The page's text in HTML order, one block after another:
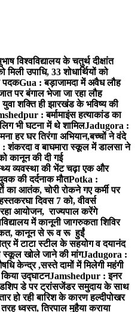
विश्वविद्यालय के चतुर्थ दीक्षांत
मिली उपाधि, 33 शोधार्थियों को
पदकGua : बड़ाजामदा में अवैध लौह
पर बंगाल भेजा जा रहा लौह
शक्ति ही झारखंड के भविष्य की
: बर्मामाइंस हत्याकांड का
भी घटना में थे शामिलJadugora :
हर घर तिरंगा अभियान,बच्चों ने वंदे
शंकरदा व बाघमारा स्कूल में डालसा ने
कानून की दी गई
व्यवस्था की भेंट चढ़ा एक और
की दर्दनाक मौतPotka :
का आतंक, चोरी रोकने गए कर्मी पर
दिवस 7 को, वीवर्स
आयोजन, राज्यपाल करेंगे
में कानूनी जागरुकता शिविर
कानून से रू व रू हुईं
में टाटा स्टील के सहयोग व दयानंद
स्कूल खोले जाने की मांगJadugora :
केन्द्र ,सस्ते दामों में मिलेगी महंगी
किया उद्घाटनJamshedpur : इनर
डे पर ट्रांसजेंडर समुदाय के साथ
हो रही बारिश के कारण हल्दीपोखर
ध्वस्त, तिरपाल मुहैया कराया